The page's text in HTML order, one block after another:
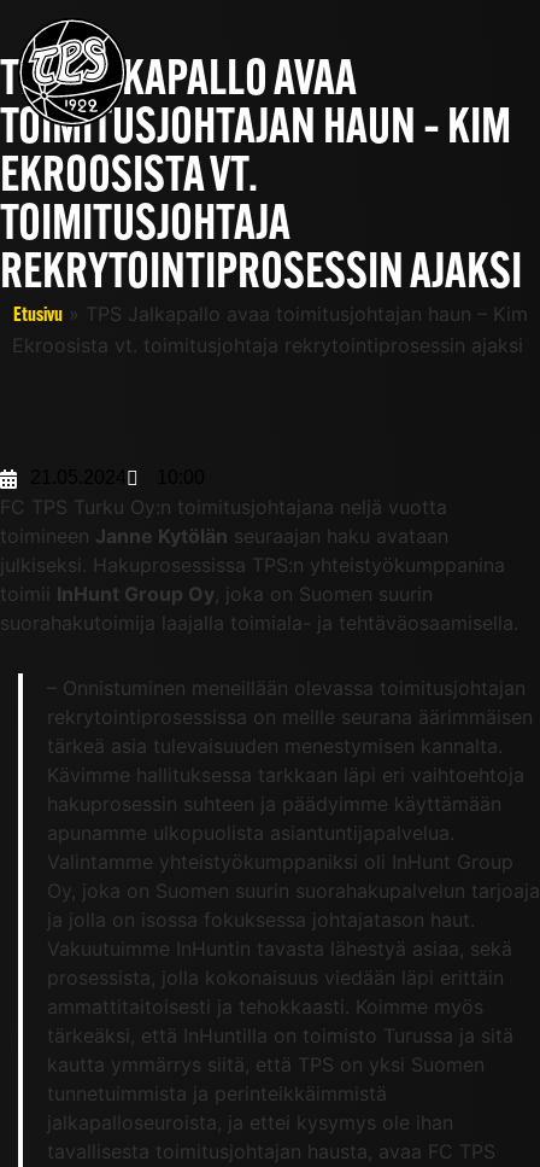
TPS JALKAPALLO AVAA
TOIMITUSJOHTAJAN HAUN – KIM
EKROOSISTA VT.
TOIMITUSJOHTAJA
REKRYTOINTIPROSESSIN AJAKSI
Etusivu» TPS Jalkapallo avaa toimitusjohtajan haun – Kim
Ekroosista vt. toimitusjohtaja rekrytointiprosessin ajaksi
FC TPS Turku Oy:n toimitusjohtajana neljä vuotta
toimineen Janne Kytölän seuraajan haku avataan
julkiseksi. Hakuprosessissa TPS:n yhteistyökumppanina
toimii InHunt Group Oy, joka on Suomen suurin
suorahakutoimija laajalla toimiala- ja tehtäväosaamisella.
– Onnistuminen meneillään olevassa toimitusjohtajan
rekrytointiprosessissa on meille seurana äärimmäisen
tärkeä asia tulevaisuuden menestymisen kannalta.
Kävimme hallituksessa tarkkaan läpi eri vaihtoehtoja
hakuprosessin suhteen ja päädyimme käyttämään
apunamme ulkopuolista asiantuntijapalvelua.
Valintamme yhteistyökumppaniksi oli InHunt Group
Oy, joka on Suomen suurin suorahakupalvelun tarjoaja
ja jolla on isossa fokuksessa johtajatason haut.
Vakuutuimme InHuntin tavasta lähestyä asiaa, sekä
prosessista, jolla kokonaisuus viedään läpi erittäin
ammattitaitoisesti ja tehokkaasti. Koimme myös
tärkeäksi, että InHuntilla on toimisto Turussa ja sitä
kautta ymmärrys siitä, että TPS on yksi Suomen
tunnetuimmista ja perinteikkäimmistä
jalkapalloseuroista, ja ettei kysymys ole ihan
tavallisesta toimitusjohtajan hausta, avaa FC TPS